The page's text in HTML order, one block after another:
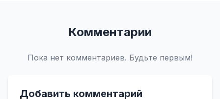
Комментарии
Пока нет комментариев. Будьте первым!
Добавить комментарий